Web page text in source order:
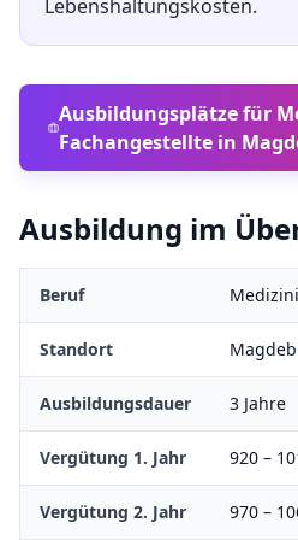
Lebenshaltungskosten.
Ausbildungsplätze für
Fachangestellte in
Ausbildung im
Beruf
Standort
Ausbildungsdauer 3 Jahre
Vergütung 1. Jahr 920 –
Vergütung 2. Jahr 970 –